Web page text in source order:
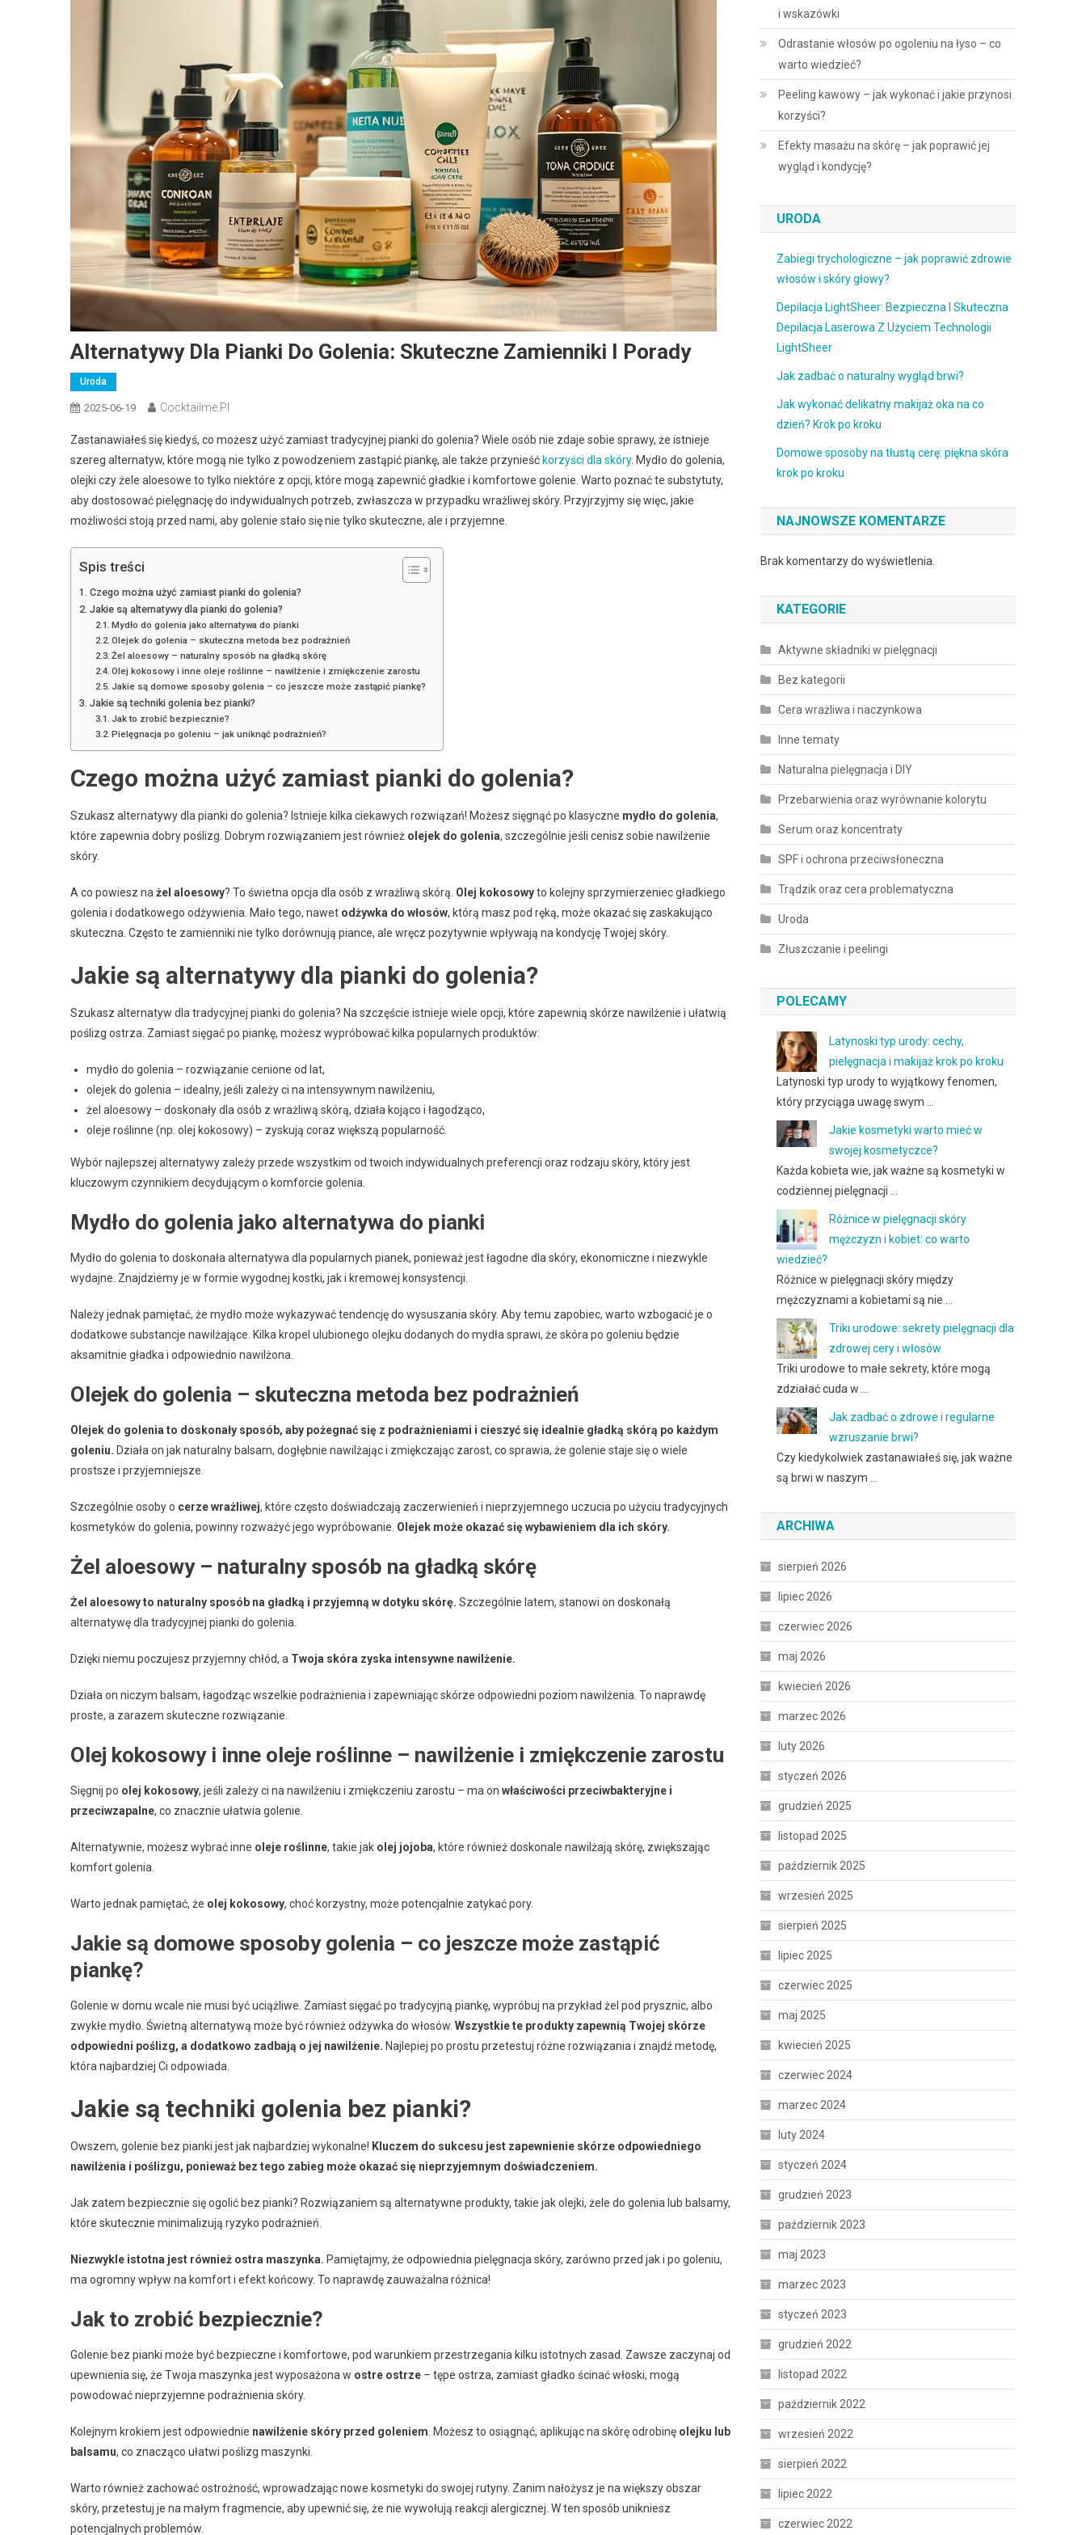
Alternatywy Dla Pianki Do Golenia: Skuteczne Zamienniki I Porady
Uroda
2025-06-19 Cocktailme.pl
Zastanawiałeś się kiedyś, co możesz użyć zamiast tradycyjnej pianki do golenia? Wiele osób nie zdaje sobie sprawy, że istnieje
szereg alternatyw, które mogą nie tylko z powodzeniem zastąpić piankę, ale także przynieść korzyści dla skóry. Mydło do golenia,
olejki czy żele aloesowe to tylko niektóre z opcji, które mogą zapewnić gładkie i komfortowe golenie. Warto poznać te substytuty,
aby dostosować pielęgnację do indywidualnych potrzeb, zwłaszcza w przypadku wrażliwej skóry. Przyjrzyjmy się więc, jakie
możliwości stoją przed nami, aby golenie stało się nie tylko skuteczne, ale i przyjemne.
Spis treści
Czego można użyć zamiast pianki do golenia?
Jakie są alternatywy dla pianki do golenia?
Mydło do golenia jako alternatywa do pianki
Olejek do golenia – skuteczna metoda bez podrażnień
Żel aloesowy – naturalny sposób na gładką skórę
Olej kokosowy i inne oleje roślinne – nawilżenie i zmiękczenie zarostu
Jakie są domowe sposoby golenia – co jeszcze może zastąpić piankę?
Jakie są techniki golenia bez pianki?
Jak to zrobić bezpiecznie?
Pielęgnacja po goleniu – jak uniknąć podrażnień?
Czego można użyć zamiast pianki do golenia?
Szukasz alternatywy dla pianki do golenia? Istnieje kilka ciekawych rozwiązań! Możesz sięgnąć po klasyczne mydło do golenia,
które zapewnia dobry poślizg. Dobrym rozwiązaniem jest również olejek do golenia, szczególnie jeśli cenisz sobie nawilżenie
skóry.
A co powiesz na żel aloesowy? To świetna opcja dla osób z wrażliwą skórą. Olej kokosowyto kolejny sprzymierzeniec gładkiego
golenia i dodatkowego odżywienia. Mało tego, nawet odżywka do włosów, którą masz pod ręką, może okazać się zaskakująco
skuteczna. Często te zamienniki nie tylko dorównują piance, ale wręcz pozytywnie wpływają na kondycję Twojej skóry.
Jakie są alternatywy dla pianki do golenia?
Szukasz alternatyw dla tradycyjnej pianki do golenia? Na szczęście istnieje wiele opcji, które zapewnią skórze nawilżenie i ułatwią
poślizg ostrza. Zamiast sięgać po piankę, możesz wypróbować kilka popularnych produktów:
mydło do golenia – rozwiązanie cenione od lat,
olejek do golenia – idealny, jeśli zależy ci na intensywnym nawilżeniu,
żel aloesowy – doskonały dla osób z wrażliwą skórą, działa kojąco i łagodząco,
oleje roślinne (np. olej kokosowy) – zyskują coraz większą popularność.
Wybór najlepszej alternatywy zależy przede wszystkim od twoich indywidualnych preferencji oraz rodzaju skóry, który jest
kluczowym czynnikiem decydującym o komforcie golenia.
Mydło do golenia jako alternatywa do pianki
Mydło do golenia to doskonała alternatywa dla popularnych pianek, ponieważ jest łagodne dla skóry, ekonomiczne i niezwykle
wydajne. Znajdziemy je w formie wygodnej kostki, jak i kremowej konsystencji.
Należy jednak pamiętać, że mydło może wykazywać tendencję do wysuszania skóry. Aby temu zapobiec, warto wzbogacić je o
dodatkowe substancje nawilżające. Kilka kropel ulubionego olejku dodanych do mydła sprawi, że skóra po goleniu będzie
aksamitnie gładka i odpowiednio nawilżona.
Olejek do golenia – skuteczna metoda bez podrażnień
Olejek do golenia to doskonały sposób, aby pożegnać się z podrażnieniami i cieszyć się idealnie gładką skórą po każdym
goleniu. Działa on jak naturalny balsam, dogłębnie nawilżając i zmiękczając zarost, co sprawia, że golenie staje się o wiele
prostsze i przyjemniejsze.
Szczególnie osoby o cerze wrażliwej, które często doświadczają zaczerwienień i nieprzyjemnego uczucia po użyciu tradycyjnych
kosmetyków do golenia, powinny rozważyć jego wypróbowanie. Olejek może okazać się wybawieniem dla ich skóry.
Żel aloesowy – naturalny sposób na gładką skórę
Żel aloesowy to naturalny sposób na gładką i przyjemną w dotyku skórę. Szczególnie latem, stanowi on doskonałą
alternatywę dla tradycyjnej pianki do golenia.
Dzięki niemu poczujesz przyjemny chłód, a Twoja skóra zyska intensywne nawilżenie.
Działa on niczym balsam, łagodząc wszelkie podrażnienia i zapewniając skórze odpowiedni poziom nawilżenia. To naprawdę
proste, a zarazem skuteczne rozwiązanie.
Olej kokosowy i inne oleje roślinne – nawilżenie i zmiękczenie zarostu
Sięgnij po olej kokosowy, jeśli zależy ci na nawilżeniu i zmiękczeniu zarostu – ma on właściwości przeciwbakteryjne i
przeciwzapalne, co znacznie ułatwia golenie.
Alternatywnie, możesz wybrać inne oleje roślinne, takie jak olej jojoba, które również doskonale nawilżają skórę, zwiększając
komfort golenia.
Warto jednak pamiętać, że olej kokosowy, choć korzystny, może potencjalnie zatykać pory.
Jakie są domowe sposoby golenia – co jeszcze może zastąpić
piankę?
Golenie w domu wcale nie musi być uciążliwe. Zamiast sięgać po tradycyjną piankę, wypróbuj na przykład żel pod prysznic, albo
zwykłe mydło. Świetną alternatywą może być również odżywka do włosów. Wszystkie te produkty zapewnią Twojej skórze
odpowiedni poślizg, a dodatkowo zadbają o jej nawilżenie. Najlepiej po prostu przetestuj różne rozwiązania i znajdź metodę,
która najbardziej Ci odpowiada.
Jakie są techniki golenia bez pianki?
Owszem, golenie bez pianki jest jak najbardziej wykonalne! Kluczem do sukcesu jest zapewnienie skórze odpowiedniego
nawilżenia i poślizgu, ponieważ bez tego zabieg może okazać się nieprzyjemnym doświadczeniem.
Jak zatem bezpiecznie się ogolić bez pianki? Rozwiązaniem są alternatywne produkty, takie jak olejki, żele do golenia lub balsamy,
które skutecznie minimalizują ryzyko podrażnień.
Niezwykle istotna jest również ostra maszynka. Pamiętajmy, że odpowiednia pielęgnacja skóry, zarówno przed jak i po goleniu,
ma ogromny wpływ na komfort i efekt końcowy. To naprawdę zauważalna różnica!
Jak to zrobić bezpiecznie?
Golenie bez pianki może być bezpieczne i komfortowe, pod warunkiem przestrzegania kilku istotnych zasad. Zawsze zaczynaj od
upewnienia się, że Twoja maszynka jest wyposażona w ostre ostrze – tępe ostrza, zamiast gładko ścinać włoski, mogą
powodować nieprzyjemne podrażnienia skóry.
Kolejnym krokiem jest odpowiednie nawilżenie skóry przed goleniem . Możesz to osiągnąć, aplikując na skórę odrobinę olejku lub
balsamu, co znacząco ułatwi poślizg maszynki.
Warto również zachować ostrożność, wprowadzając nowe kosmetyki do swojej rutyny. Zanim nałożysz je na większy obszar
skóry, przetestuj je na małym fragmencie, aby upewnić się, że nie wywołują reakcji alergicznej. W ten sposób unikniesz
potencjalnych problemów.
i wskazówki
Odrastanie włosów po ogoleniu na łyso – co
warto wiedzieć?
Peeling kawowy – jak wykonać i jakie przynosi
korzyści?
Efekty masażu na skórę – jak poprawić jej
wygląd i kondycję?
URODA
Zabiegi trychologiczne – jak poprawić zdrowie
włosów i skóry głowy?
Depilacja LightSheer: Bezpieczna I Skuteczna
Depilacja Laserowa Z Użyciem Technologii
LightSheer
Jak zadbać o naturalny wygląd brwi?
Jak wykonać delikatny makijaż oka na co
dzień? Krok po kroku
Domowe sposoby na tłustą cerę: piękna skóra
krok po kroku
NAJNOWSZE KOMENTARZE
Brak komentarzy do wyświetlenia.
KATEGORIE
Aktywne składniki w pielęgnacji
Bez kategorii
Cera wrażliwa i naczynkowa
Inne tematy
Naturalna pielęgnacja i DIY
Przebarwienia oraz wyrównanie kolorytu
Serum oraz koncentraty
SPF i ochrona przeciwsłoneczna
Trądzik oraz cera problematyczna
Uroda
Złuszczanie i peelingi
POLECAMY
Latynoski typ urody: cechy,
pielęgnacja i makijaż krok po kroku
Latynoski typ urody to wyjątkowy fenomen,
który przyciąga uwagę swym …
Jakie kosmetyki warto mieć w
swojej kosmetyczce?
Każda kobieta wie, jak ważne są kosmetyki w
codziennej pielęgnacji …
Różnice w pielęgnacji skóry
mężczyzn i kobiet: co warto
wiedzieć?
Różnice w pielęgnacji skóry między
mężczyznami a kobietami są nie …
Triki urodowe: sekrety pielęgnacji dla
zdrowej cery i włosów
Triki urodowe to małe sekrety, które mogą
zdziałać cuda w …
Jak zadbać o zdrowe i regularne
wzruszanie brwi?
Czy kiedykolwiek zastanawiałeś się, jak ważne
są brwi w naszym …
ARCHIWA
sierpień 2026
lipiec 2026
czerwiec 2026
maj 2026
kwiecień 2026
marzec 2026
luty 2026
styczeń 2026
grudzień 2025
listopad 2025
październik 2025
wrzesień 2025
sierpień 2025
lipiec 2025
czerwiec 2025
maj 2025
kwiecień 2025
czerwiec 2024
marzec 2024
luty 2024
styczeń 2024
grudzień 2023
październik 2023
maj 2023
marzec 2023
styczeń 2023
grudzień 2022
listopad 2022
październik 2022
wrzesień 2022
sierpień 2022
lipiec 2022
czerwiec 2022